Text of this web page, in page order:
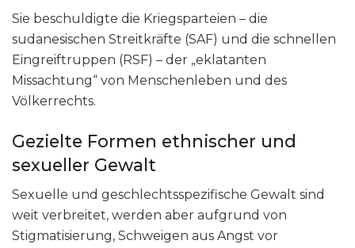
Sie beschuldigte die Kriegsparteien – die
sudanesischen Streitkräfte (SAF) und die schnellen
Eingreiftruppen (RSF) – der „eklatanten
Missachtung“ von Menschenleben und des
Völkerrechts.
Gezielte Formen ethnischer und
sexueller Gewalt
Sexuelle und geschlechtsspezifische Gewalt sind
weit verbreitet, werden aber aufgrund von
Stigmatisierung, Schweigen aus Angst vor